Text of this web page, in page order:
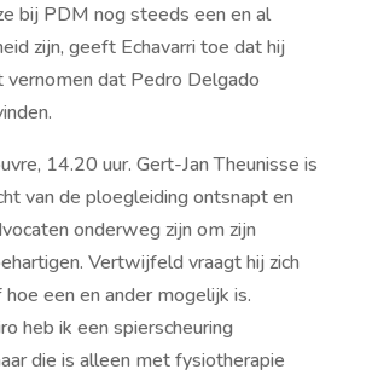
bij PDM nog steeds een en al
zijn, geeft Echavarri toe dat hij
dat Pedro Delgado
14.20 uur. Gert-Jan Theunisse is
van de ploegleiding ontsnapt en
onderweg zijn om zijn
Vertwijfeld vraagt hij zich
een en ander mogelijk is.
heb ik een spierscheuring
die is alleen met fysiotherapie